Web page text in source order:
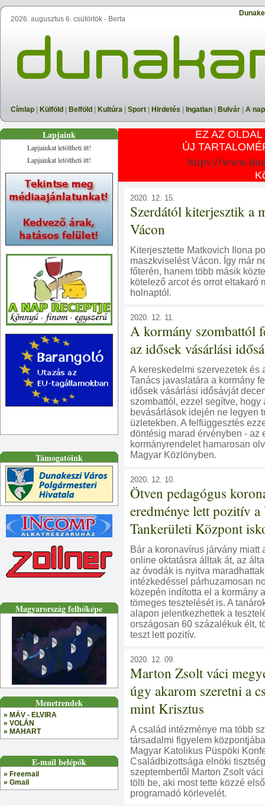
2026. augusztus 6. csütörtök - Berta
Címlap Külföld Belföld Kultúra Sport Hirdetés Ingatlan Bulvár A
Lapjaink
Lapjainkat letöltheti itt!
Lapjainkat letöltheti itt!
Támogatóink
Magyarország felhőképe
Menetrendek
» MÁV - ELVIRA
» VOLÁN
» MAHART
E-mail belépők
» Freemail
» Gmail
EZ AZ
ÚJ
https://
2020. 12. 15.
Szerdától kiterjesztik a
Vácon
Kiterjesztette Matkovich Ilona
maszkviselést Vácon. Így már
főterén, hanem több másik
kötelező arcot és orrot eltakaró
holnaptól.
2020. 12. 11.
A kormány szombattól
az idősek vásárlási
A kereskedelmi szervezetek és
Tanács javaslatára a kormány
idősek vásárlási idősávját
szombattól, ezzel segítve, hogy
bevásárlások idején ne legyen
üzletekben. A felfüggesztés
döntésig marad érvényben - az
kormányrendelet hamarosan
Magyar Közlönyben.
2020. 12. 10.
Ötven pedagógus
eredménye lett pozitív a
Tankerületi Központ
Bár a koronavírus járvány miatt
online oktatásra álltak át, az
az óvodák is nyitva
intézkedéssel párhuzamosan
közepén indította el a kormány
tömeges tesztelését is. A
alapon jelentkezhettek a
országosan 60 százalékuk élt,
teszt lett pozitív.
2020. 12. 09.
Marton Zsolt váci
úgy akarom szeretni a
mint Krisztus
A család intézménye ma több
társadalmi figyelem
Magyar Katolikus Püspöki
Családbizottsága elnöki
szeptembertől Marton Zsolt
tölti be, aki most tette közzé
programadó körlevelét.